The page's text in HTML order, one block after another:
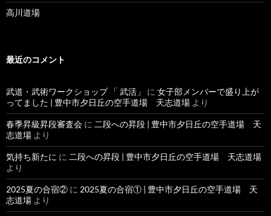
高川道場
最近のコメント
武道・武術ワークショップ 「 武活」 に 女子部メンバーで盛り上が
ってました | 豊中市夕日丘の空手道場 天志道場 より
春季昇級昇段審査会 に 二段への昇段 | 豊中市夕日丘の空手道場 天
志道場 より
気持ち新たに に 二段への昇段 | 豊中市夕日丘の空手道場 天志道場
より
2025夏の合宿② に 2025夏の合宿① | 豊中市夕日丘の空手道場 天
志道場 より